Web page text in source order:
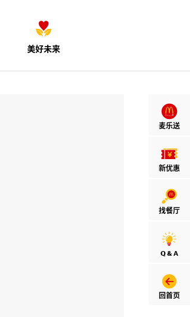
美好未来
麦乐送
新优惠
找餐厅
Q & A
回首页